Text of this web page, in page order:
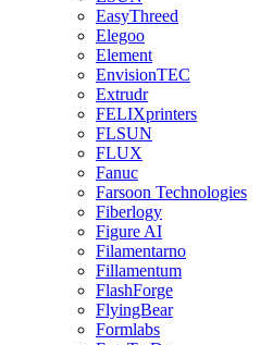
EasyThreed
Elegoo
Element
EnvisionTEC
Extrudr
FELIXprinters
FLSUN
FLUX
Fanuc
Farsoon Technologies
Fiberlogy
Figure AI
Filamentarno
Fillamentum
FlashForge
FlyingBear
Formlabs